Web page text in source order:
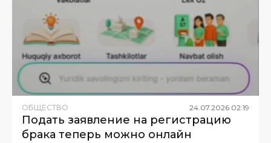
ОБЩЕСТВО 24.07.2026 02:19
Подать заявление на регистрацию
брака теперь можно онлайн